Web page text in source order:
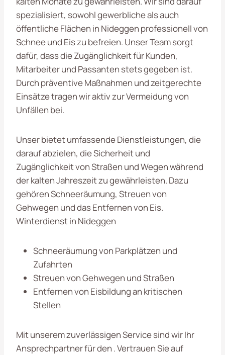
spezialisiert, sowohl gewerbliche als auch
öffentliche Flächen in Nideggen professionell von
Schnee und Eis zu befreien. Unser Team sorgt
dafür, dass die Zugänglichkeit für Kunden,
Mitarbeiter und Passanten stets gegeben ist.
Durch präventive Maßnahmen und zeitgerechte
Einsätze tragen wir aktiv zur Vermeidung von
Unfällen bei.
Unser bietet umfassende Dienstleistungen, die
darauf abzielen, die Sicherheit und
Zugänglichkeit von Straßen und Wegen während
der kalten Jahreszeit zu gewährleisten. Dazu
gehören Schneeräumung, Streuen von
Gehwegen und das Entfernen von Eis.
Winterdienst in Nideggen
Schneeräumung von Parkplätzen und
Zufahrten
Streuen von Gehwegen und Straßen
Entfernen von Eisbildung an kritischen
Stellen
Mit unserem zuverlässigen Service sind wir Ihr
Ansprechpartner für den . Vertrauen Sie auf